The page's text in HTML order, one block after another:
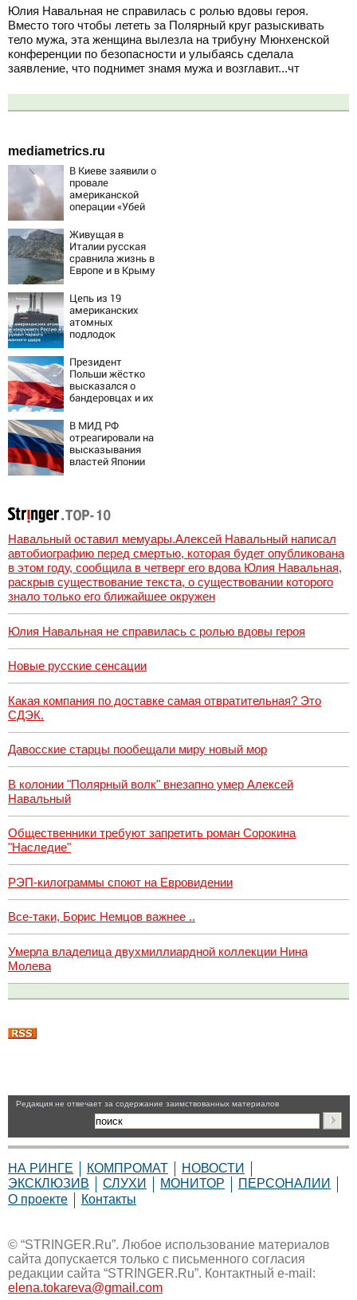
Юлия Навальная не справилась с ролью вдовы героя.
Вместо того чтобы лететь за Полярный круг разыскивать
тело мужа, эта женщина вылезла на трибуну Мюнхенской
конференции по безопасности и улыбаясь сделала
заявление, что поднимет знамя мужа и возглавит...чт
mediametrics.ru
В Киеве заявили о
провале
американской
операции «Убей
России
Живущая в
Италии русская
сравнила жизнь в
Европе и в Крыму
Цепь из 19
американских
атомных
подлодок
Россию и Китай:
это инструмент
первого
массированного
удара
Президент
Польши жёстко
высказался о
бандеровцах и их
В МИД РФ
отреагировали на
высказывания
властей Японии
Навальный оставил мемуары.Алексей Навальный написал
автобиографию перед смертью, которая будет опубликована
в этом году, сообщила в четверг его вдова Юлия Навальная,
раскрыв существование текста, о существовании которого
знало только его ближайшее окружен
Юлия Навальная не справилась с ролью вдовы героя
Новые русские сенсации
Какая компания по доставке самая отвратительная? Это
СДЭК.
Давосские старцы пообещали миру новый мор
В колонии "Полярный волк" внезапно умер Алексей
Навальный
Общественники требуют запретить роман Сорокина
"Наследие"
РЭП-килограммы споют на Евровидении
Все-таки, Борис Немцов важнее ..
Умерла владелица двухмиллиардной коллекции Нина
Молева
Pедакция не отвечает за содержание заимствованных материалов
НА РИНГЕ КОМПРОМАТ
НОВОСТИ
ЭКСКЛЮЗИВ
СЛУХИ МОНИТОР
ПЕРСОНАЛИИ
О проекте
Контакты
© “STRINGER.Ru”. Любое использование материалов
сайта допускается только с письменного согласия
редакции сайта “STRINGER.Ru”. Контактный e-mail:
elena.tokareva@gmail.com